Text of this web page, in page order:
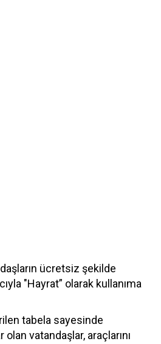
ücretsiz şekilde
"Hayrat” olarak kullanıma
tabela sayesinde
vatandaşlar, araçlarını